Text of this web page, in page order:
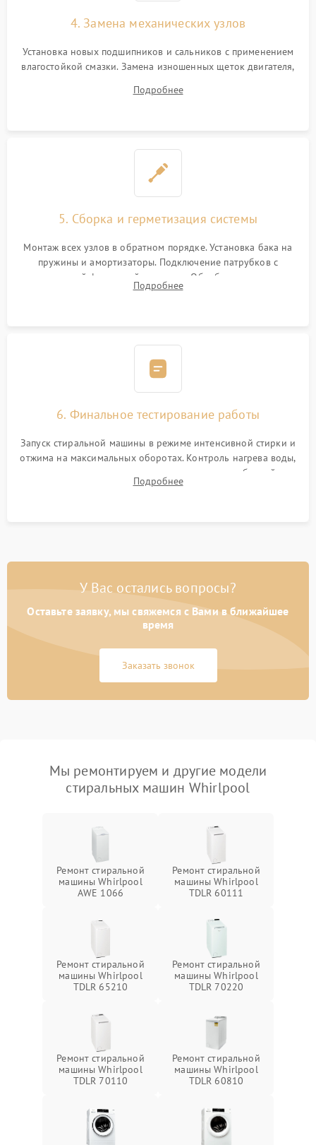
4. Замена механических узлов
Установка новых подшипников и сальников с применением
влагостойкой смазки. Замена изношенных щеток двигателя,
или поврежденной резиновой манжеты.
Подробнее
5. Сборка и герметизация системы
Монтаж всех узлов в обратном порядке. Установка бака на
пружины и амортизаторы. Подключение патрубков с
надежной фиксацией хомутами. Обработка стыков
герметиком для предотвращения возможных протечек воды.
Подробнее
6. Финальное тестирование работы
Запуск стиральной машины в режиме интенсивной стирки и
отжима на максимальных оборотах. Контроль нагрева воды,
корректности слива, отсутствия излишних вибраций,
посторонних стуков и протечек под корпусом.
Подробнее
У Вас остались вопросы?
Оставьте заявку, мы свяжемся с Вами в ближайшее
время
Заказать звонок
Мы ремонтируем и другие модели
стиральных машин Whirlpool
Ремонт стиральной
машины Whirlpool
AWE 1066
Ремонт стиральной
машины Whirlpool
TDLR 60111
Ремонт стиральной
машины Whirlpool
TDLR 65210
Ремонт стиральной
машины Whirlpool
TDLR 70220
Ремонт стиральной
машины Whirlpool
TDLR 70110
Ремонт стиральной
машины Whirlpool
TDLR 60810